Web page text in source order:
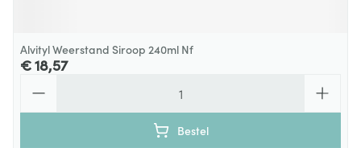
Alvityl Weerstand Siroop 240ml Nf
€ 18,57
Bestel